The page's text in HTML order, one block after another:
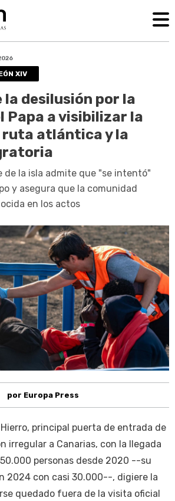
XIV
la desilusión por la
Papa a visibilizar la
atlántica y la
de la isla admite que "se intentó"
y asegura que la comunidad
en los actos
por Europa Press
Hierro, principal puerta de entrada de
irregular a Canarias, con la llegada
personas desde 2020 --su
2024 con casi 30.000--, digiere la
quedado fuera de la visita oficial